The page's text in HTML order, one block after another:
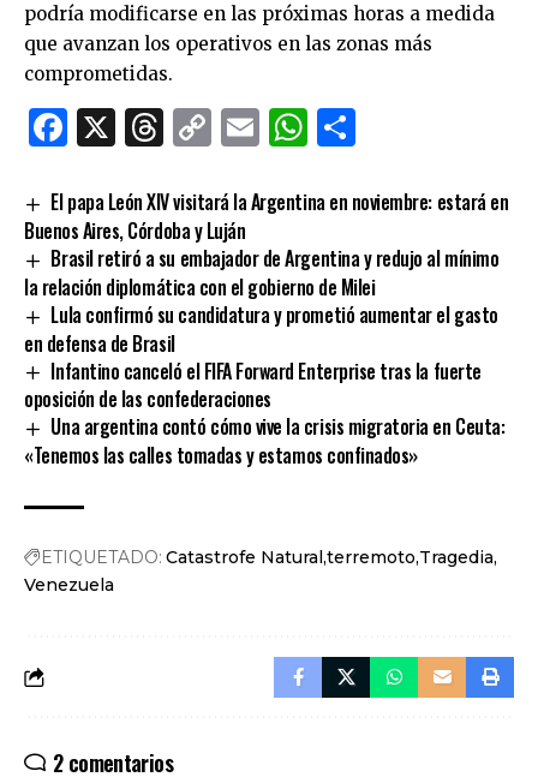
podría modificarse en las próximas horas a medida
que avanzan los operativos en las zonas más
comprometidas.
Facebook
X Threads
CopyEmailWhatsApp
El papa León XIV visitará la Argentina en noviembre: estará en
Buenos Aires, Córdoba y Luján
Brasil retiró a su embajador de Argentina y redujo al mínimo
la relación diplomática con el gobierno de Milei
Lula confirmó su candidatura y prometió aumentar el gasto
en defensa de Brasil
Infantino canceló el FIFA Forward Enterprise tras la fuerte
oposición de las confederaciones
Una argentina contó cómo vive la crisis migratoria en Ceuta:
«Tenemos las calles tomadas y estamos confinados»
ETIQUETADO: Catastrofe Naturalterremoto Tragedia
Venezuela
2 comentarios